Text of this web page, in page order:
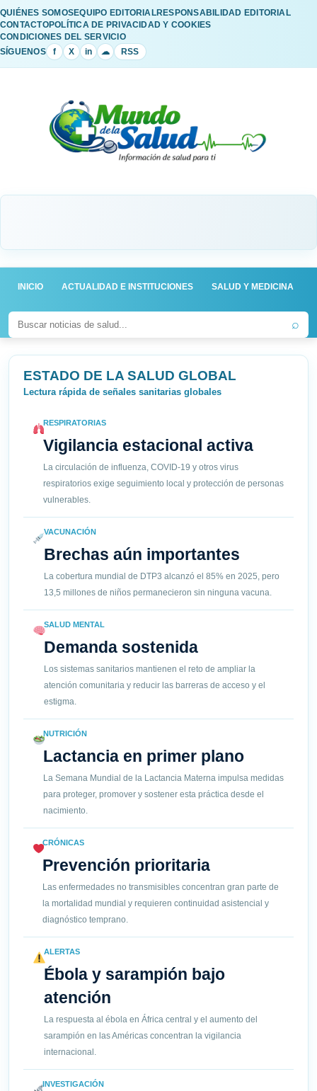
QUIÉNES SOMOSEQUIPO EDITORIALRESPONSABILIDAD EDITORIAL
CONTACTOPOLÍTICA DE PRIVACIDAD Y COOKIES
CONDICIONES DEL SERVICIO
SÍGUENOS
f X in ☁ RSS
INICIO ACTUALIDAD E INSTITUCIONES SALUD Y MEDICINA
⌕
ESTADO DE LA SALUD GLOBAL
Lectura rápida de señales sanitarias globales
RESPIRATORIAS
Vigilancia estacional activa
La circulación de influenza, COVID-19 y otros virus
respiratorios exige seguimiento local y protección de personas
vulnerables.
VACUNACIÓN
Brechas aún importantes
La cobertura mundial de DTP3 alcanzó el 85% en 2025, pero
13,5 millones de niños permanecieron sin ninguna vacuna.
SALUD MENTAL
Demanda sostenida
Los sistemas sanitarios mantienen el reto de ampliar la
atención comunitaria y reducir las barreras de acceso y el
estigma.
NUTRICIÓN
Lactancia en primer plano
La Semana Mundial de la Lactancia Materna impulsa medidas
para proteger, promover y sostener esta práctica desde el
nacimiento.
CRÓNICAS
Prevención prioritaria
Las enfermedades no transmisibles concentran gran parte de
la mortalidad mundial y requieren continuidad asistencial y
diagnóstico temprano.
ALERTAS
Ébola y sarampión bajo
atención
La respuesta al ébola en África central y el aumento del
sarampión en las Américas concentran la vigilancia
internacional.
INVESTIGACIÓN